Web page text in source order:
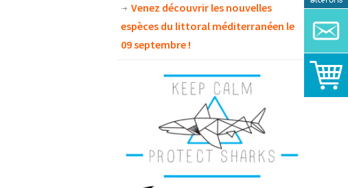
Venez découvrir les nouvelles
espèces du littoral méditerranéen le
09 septembre !